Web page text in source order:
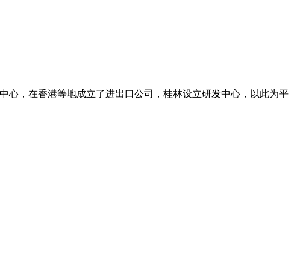
心，在香港等地成立了进出口公司，桂林设立研发中心，以此为平